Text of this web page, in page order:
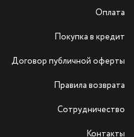
Оплата
Покупка в кредит
Договор публичной оферты
Правила возврата
Сотрудничество
Контакты